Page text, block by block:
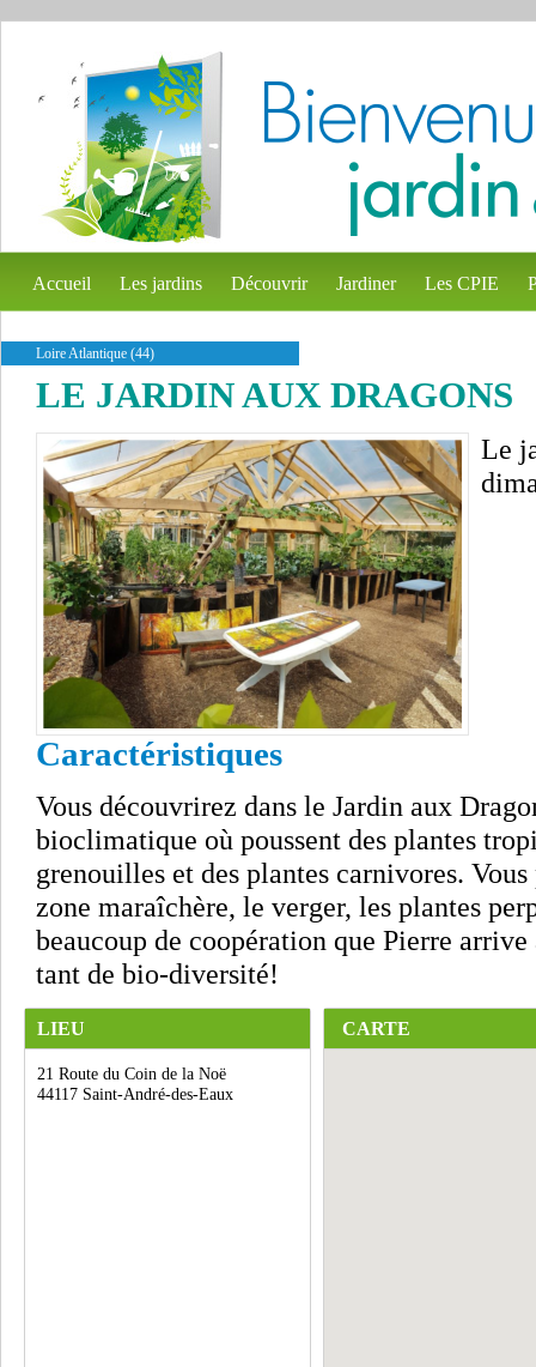
Accueil Les jardins Découvrir Jardiner Les CPIE
Loire Atlantique (44)
LE JARDIN AUX DRAGONS
Le
Caractéristiques
Vous découvrirez dans le Jardin aux
bioclimatique où poussent des plantes
grenouilles et des plantes carnivores.
zone maraîchère, le verger, les plantes
beaucoup de coopération que Pierre
tant de bio-diversité!
LIEU
21 Route du Coin de la Noë
44117 Saint-André-des-Eaux
CARTE